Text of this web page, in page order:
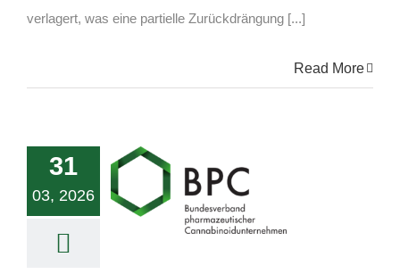
verlagert, was eine partielle Zurückdrängung [...]
Read More
31
03, 2026